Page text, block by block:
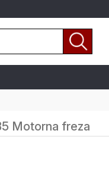
Motorna freza